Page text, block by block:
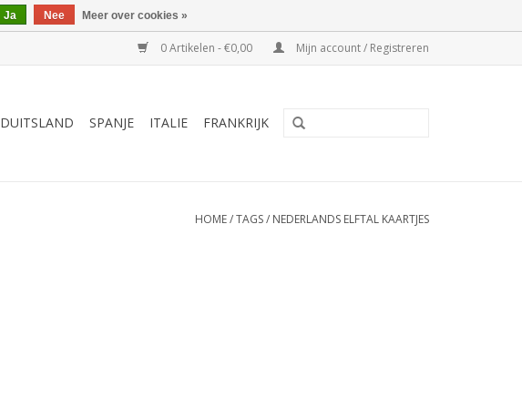
0 Artikelen - €0,00 Mijn account / Registreren
DUITSLAND SPANJE ITALIE FRANKRIJK
HOME/TAGS/ NEDERLANDS ELFTAL KAARTJES
Ja Nee Meer over cookies »